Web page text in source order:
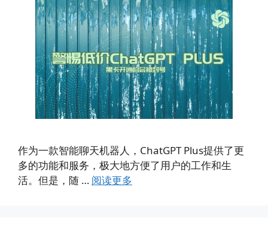
作为一款智能聊天机器人，ChatGPT Plus提供了更
多的功能和服务，极大地方便了用户的工作和生
活。但是，随 … 阅读更多